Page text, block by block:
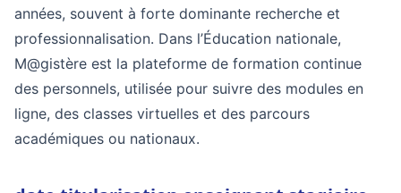
années, souvent à forte dominante recherche et
professionnalisation. Dans l’Éducation nationale,
M@gistère est la plateforme de formation continue
des personnels, utilisée pour suivre des modules en
ligne, des classes virtuelles et des parcours
académiques ou nationaux.